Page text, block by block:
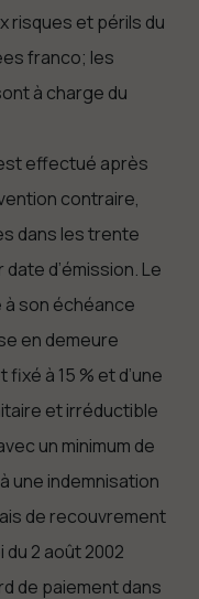
risques et périls du
franco; les
à charge du
effectué après
contraire,
dans les trente
d’émission. Le
à son échéance
en demeure
à 15 % et d’une
et irréductible
un minimum de
une indemnisation
de recouvrement
du 2 août 2002
de paiement dans